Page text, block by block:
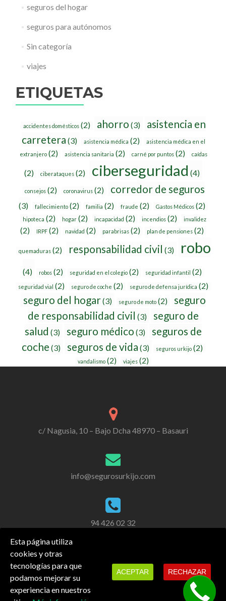
seguros del hogar
seguros para autónomos
Sin categoría
viajes
ETIQUETAS
accidentes domésticos (2) ahorro (3)
asistencia en
carretera (3) asistencia médica (2)
asistencia médica en el
extranjero(2) asistencia sanitaria (2) carné por puntos(2) caídas
(2) ciberataques (2) ciberseguridad (4)
consejos(2) coronavirus(2) corredor de seguros
(3) fallecimiento (2) familia (2) fraude (2) Gastos Médicos (2)
hipoteca (2) hogar (2) incapacidad (2) incendios (2) invalidez
(2) IRPF (2) navidad (2) parabrisas (2) plan de pensiones (2)
quemaduras(2) responsabilidad civil (3) robo
(4) robos(2) seguridad en el colegio(2) seguridad infantil (2)
seguridad vial (2) seguro de coche (2) seguro de defensa jurídica (2)
seguro del hogar(3) seguro de moto (2)
seguro
de responsabilidad civil (3)
seguro de
salud (3) seguro médico (3)
seguros de
coche (3) seguros de vida (3) seguros urkijo(2)
vandalismo (2) viajes (2)
c/ Nagusia, 10 – Bajo Dcha 48970 – Basauri
info@segurosurkijo.com
94 426 02 32
También estamos en redes sociales.
Esta página utiliza
cookies y otras
tecnologías para que
podamos mejorar su
experiencia en nuestros
ACEPTAR RECHAZAR